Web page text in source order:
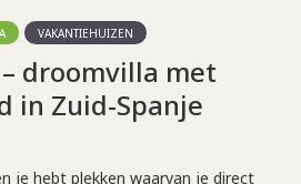
VAKANTIEHUIZEN
droomvilla met
in Zuid-Spanje
je hebt plekken waarvan je direct